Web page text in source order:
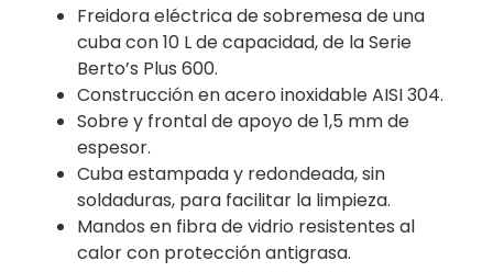
Freidora eléctrica de sobremesa de una
cuba con 10 L de capacidad, de la Serie
Berto’s Plus 600.
Construcción en acero inoxidable AISI 304.
Sobre y frontal de apoyo de 1,5 mm de
espesor.
Cuba estampada y redondeada, sin
soldaduras, para facilitar la limpieza.
Mandos en fibra de vidrio resistentes al
calor con protección antigrasa.